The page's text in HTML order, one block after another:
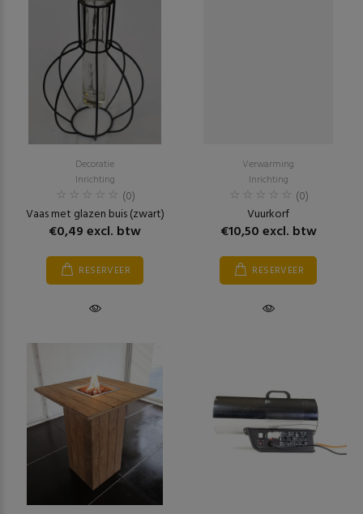
Decoratie
Inrichting
(0)
Vaas met glazen buis (zwart)
€0,49 excl. btw
RESERVEER
Verwarming
Inrichting
(0)
Vuurkorf
€10,50 excl. btw
RESERVEER